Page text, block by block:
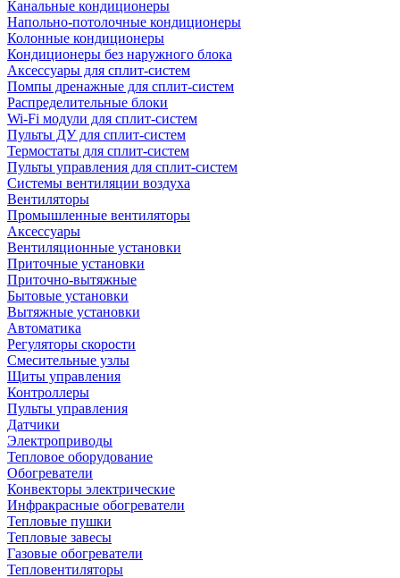
Канальные кондиционеры
Напольно-потолочные кондиционеры
Колонные кондиционеры
Кондиционеры без наружного блока
Аксессуары для сплит-систем
Помпы дренажные для сплит-систем
Распределительные блоки
Wi-Fi модули для сплит-систем
Пульты ДУ для сплит-систем
Термостаты для сплит-систем
Пульты управления для сплит-систем
Системы вентиляции воздуха
Вентиляторы
Промышленные вентиляторы
Аксессуары
Вентиляционные установки
Приточные установки
Приточно-вытяжные
Бытовые установки
Вытяжные установки
Автоматика
Регуляторы скорости
Смесительные узлы
Щиты управления
Контроллеры
Пульты управления
Датчики
Электроприводы
Тепловое оборудование
Обогреватели
Конвекторы электрические
Инфракрасные обогреватели
Тепловые пушки
Тепловые завесы
Газовые обогреватели
Тепловентиляторы